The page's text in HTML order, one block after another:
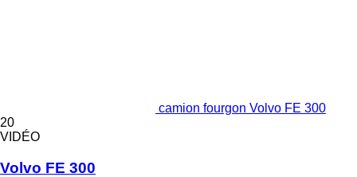
camion fourgon Volvo FE 300
20
VIDÉO
Volvo FE 300